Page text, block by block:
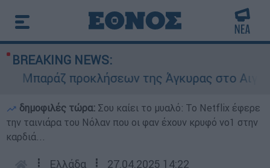
BREAKING NEWS:
Μπαράζ προκλήσεων της Άγκυρας στο Αιγαίο:
δημοφιλές τώρα: Σου καίει το μυαλό: Το Netflix έφερε
την ταινιάρα του Νόλαν που οι φαν έχουν κρυφό νο1 στην
καρδιά...
┋ Ελλάδα ┋ 27.04.2025 14:22